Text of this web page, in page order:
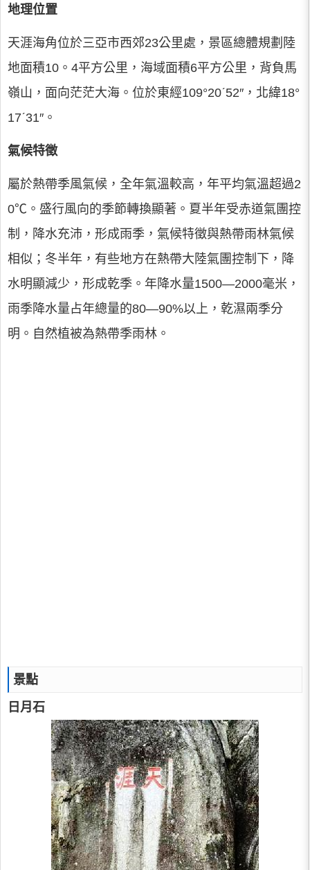
地理位置
天涯海角位於三亞市西郊23公里處，景區總體規劃陸
地面積10。4平方公里，海域面積6平方公里，背負馬
嶺山，面向茫茫大海。位於東經109°20ˊ52″，北緯18°
17ˊ31″。
氣候特徵
屬於熱帶季風氣候，全年氣溫較高，年平均氣溫超過2
0℃。盛行風向的季節轉換顯著。夏半年受赤道氣團控
制，降水充沛，形成雨季，氣候特徵與熱帶雨林氣候
相似；冬半年，有些地方在熱帶大陸氣團控制下，降
水明顯減少，形成乾季。年降水量1500—2000毫米，
雨季降水量占年總量的80—90%以上，乾濕兩季分
明。自然植被為熱帶季雨林。
景點
日月石